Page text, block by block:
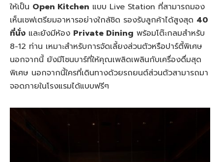
ให้เป็น Open Kitchen แบบ Live Station ที่สามารถมอง
เห็นเชฟเตรียมอาหารอย่างใกล้ชิด รองรับลูกค้าได้สูงสุด 40
ที่นั่ง และยังมีห้อง Private Dining พร้อมโต๊ะกลมสำหรับ
8-12 ท่าน เหมาะสำหรับการจัดเลี้ยงส่วนตัวหรือปาร์ตี้พิเศษ
นอกจากนี้ ยังมีโซนบาร์ที่ให้คุณเพลิดเพลินกับเครื่องดื่มสุด
พิเศษ นอกจากนี้ใครที่เดินทางด้วยรถยนต์ส่วนตัวสามารถมา
จอดภายในโรงแรมได้แบบฟรีๆ